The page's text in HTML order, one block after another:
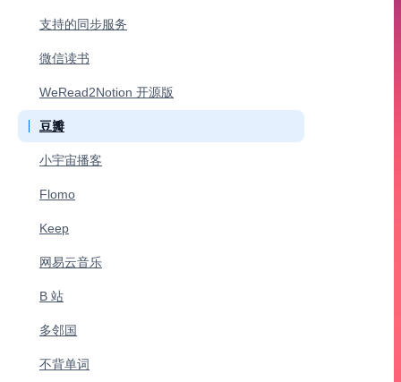
支持的同步服务
微信读书
WeRead2Notion 开源版
豆瓣
小宇宙播客
Flomo
Keep
网易云音乐
B 站
多邻国
不背单词